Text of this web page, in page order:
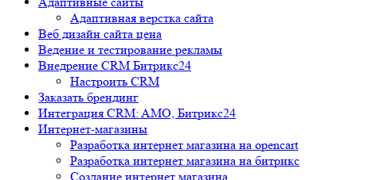
Адаптивная верстка сайта
Веб дизайн сайта цена
Ведение и тестирование рекламы
Внедрение CRM Битрикс24
Настроить CRM
Заказать брендинг
Интеграция CRM: AMO, Битрикс24
Интернет-магазины
Разработка интернет магазина на opencart
Разработка интернет магазина на битрикс
Создание интернет магазина